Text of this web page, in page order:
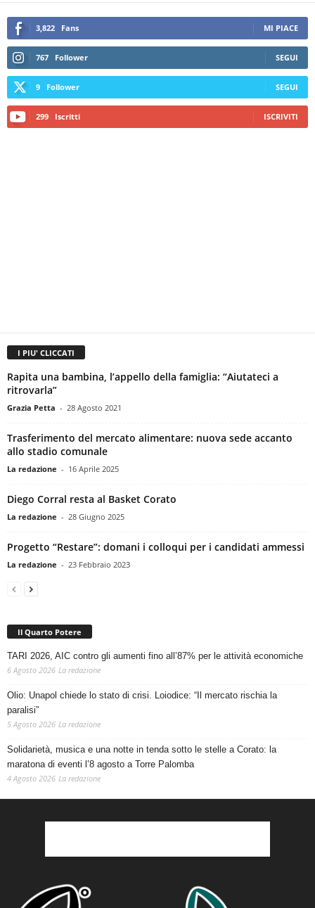
3,822 Fans MI PIACE
767 Follower SEGUI
9 Follower SEGUI
299 Iscritti ISCRIVITI
I PIU' CLICCATI
Rapita una bambina, l’appello della famiglia: “Aiutateci a
ritrovarla”
Grazia Petta - 28 Agosto 2021
Trasferimento del mercato alimentare: nuova sede accanto
allo stadio comunale
La redazione - 16 Aprile 2025
Diego Corral resta al Basket Corato
La redazione - 28 Giugno 2025
Progetto “Restare”: domani i colloqui per i candidati ammessi
La redazione - 23 Febbraio 2023
Il Quarto Potere
TARI 2026, AIC contro gli aumenti fino all’87% per le attività economiche
6 Agosto 2026 La redazione
Olio: Unapol chiede lo stato di crisi. Loiodice: “Il mercato rischia la
paralisi”
5 Agosto 2026 La redazione
Solidarietà, musica e una notte in tenda sotto le stelle a Corato: la
maratona di eventi l’8 agosto a Torre Palomba
4 Agosto 2026 La redazione